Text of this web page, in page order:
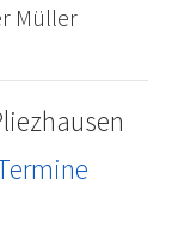
Müller